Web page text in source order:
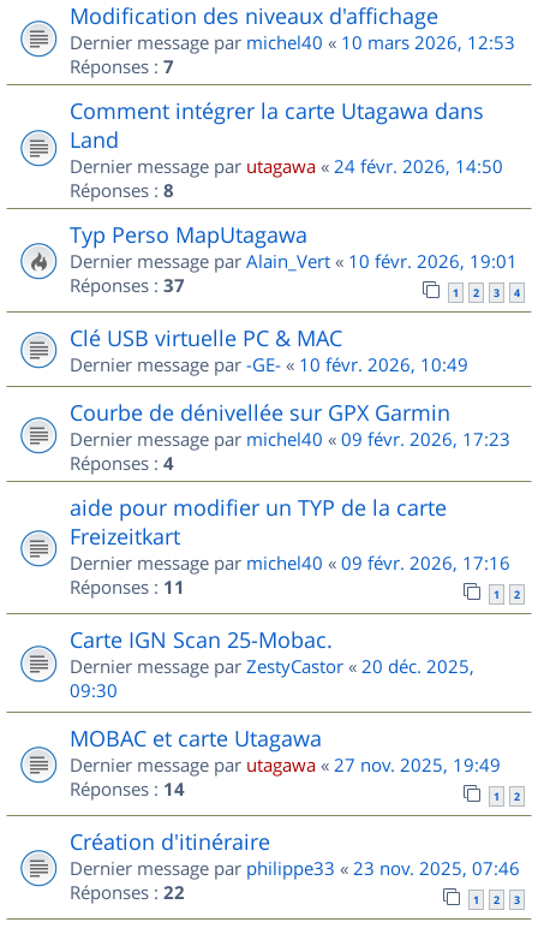
Modification des niveaux d'affichage
Dernier message par michel40 « 10 mars 2026, 12:53
Réponses : 7
Comment intégrer la carte Utagawa dans
Land
Dernier message par utagawa « 24 févr. 2026, 14:50
Réponses : 8
Typ Perso MapUtagawa
Dernier message par Alain_Vert « 10 févr. 2026, 19:01
Réponses : 37 1 2 3 4
Clé USB virtuelle PC & MAC
Dernier message par -GE- « 10 févr. 2026, 10:49
Courbe de dénivellée sur GPX Garmin
Dernier message par michel40 « 09 févr. 2026, 17:23
Réponses : 4
aide pour modifier un TYP de la carte
Freizeitkart
Dernier message par michel40 « 09 févr. 2026, 17:16
Réponses : 11 1 2
Carte IGN Scan 25-Mobac.
Dernier message par ZestyCastor « 20 déc. 2025,
09:30
MOBAC et carte Utagawa
Dernier message par utagawa « 27 nov. 2025, 19:49
Réponses : 14 1 2
Création d'itinéraire
Dernier message par philippe33 « 23 nov. 2025, 07:46
Réponses : 22 1 2 3